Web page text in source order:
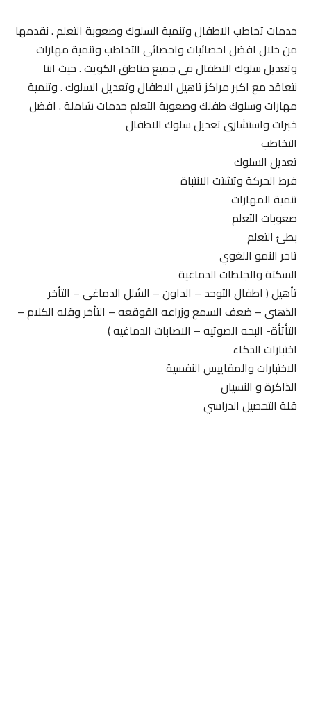
خدمات تخاطب الاطفال وتنمية السلوك وصعوبة التعلم . نقدمها
من خلال افضل اخصائيات واخصائى التخاطب وتنمية مهارات
وتعديل سلوك الاطفال فى جميع مناطق الكويت . حيث اننا
نتعاقد مع اكبر مراكز تاهيل الاطفال وتعديل السلوك . وتنمية
مهارات وسلوك طفلك وصعوبة التعلم خدمات شاملة . افضل
خبرات واستشارى تعديل سلوك الاطفال
التخاطب
تعديل السلوك
فرط الحركة وتشتت الانتباة
تنمية المهارات
صعوبات التعلم
بطئ التعلم
تاخر النمو اللغوي
السكتة والجلطات الدماغية
تأهيل ( اطفال التوحد – الداون – الشلل الدماغى – التأخر
الذهنى – ضعف السمع وزراعه القوقعه – التأخر وقله الكلام –
التأتأة- البحه الصوتيه – الاصابات الدماغيه )
اختبارات الذكاء
الاختبارات والمقاييس النفسية
الذاكرة و النسيان
قلة التحصيل الدراسي